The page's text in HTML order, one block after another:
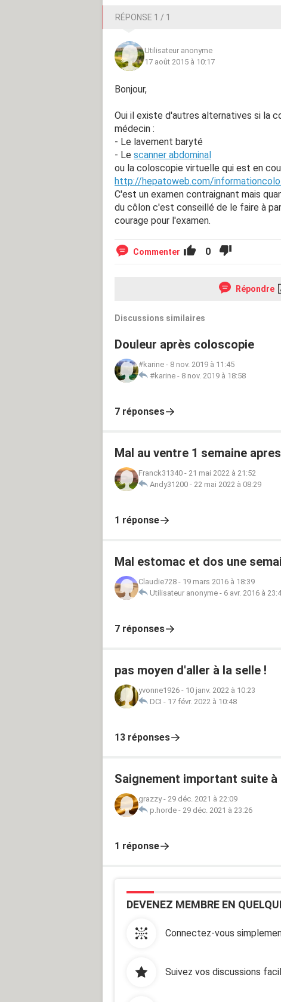
RÉPONSE 1 / 1
Utilisateur anonyme
17 août 2015 à 10:17
Bonjour,
Oui il existe d'autres alternatives si la
médecin :
- Le lavement baryté
- Le scanner abdominal
ou la coloscopie virtuelle qui est en
http://hepatoweb.com/
C'est un examen contraignant mais
du côlon c'est conseillé de le faire à
courage pour l'examen.
Commenter 0
Répondre
Discussions similaires
Douleur après coloscopie
#karine - 8 nov. 2019 à 11:45
#karine - 8 nov. 2019 à 18:58
7 réponses
Mal au ventre 1 semaine
Franck31340 - 21 mai 2022 à 21:52
Andy31200 - 22 mai 2022 à 08:29
1 réponse
Mal estomac et dos une
Claudie728 - 19 mars 2016 à 18:39
Utilisateur anonyme - 6 avr. 2016 à
7 réponses
pas moyen d'aller à la selle !
yvonne1926 - 10 janv. 2022 à 10:23
DCI - 17 févr. 2022 à 10:48
13 réponses
Saignement important suite
grazzy- 29 déc. 2021 à 22:09
p.horde - 29 déc. 2021 à 23:26
1 réponse
DEVENEZ MEMBRE EN
Connectez-vous
Suivez vos discussions